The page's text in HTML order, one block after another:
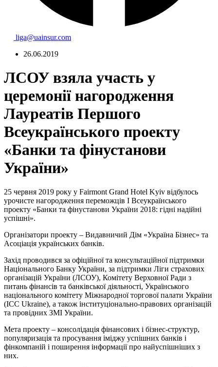
liga@uainsur.com
26.06.2019
ЛСОУ взяла участь у
церемонії нагородження
Лауреатів Першого
Всеукраїнського проекту
«Банки та фінустанови
України»
25 червня 2019 року у Fairmont Grand Hotel Kyiv відбулось
урочисте нагородження переможців І Всеукраїнського
проекту «Банки та фінустанови України 2018: гідні надійні
успішні».
Організатори проекту – Видавничий Дім «Україна Бізнес» та
Асоціація українських банків.
Захід проводився за офіційної та консультаційної підтримки
Національного Банку України, за підтримки Ліги страхових
організацій України (ЛСОУ), Комітету Верховної Ради з
питань фінансів та банківської діяльності, Українського
національного комітету Міжнародної торгової палати України
(ICC Ukraine), а також інституціонально-правових організацій
та провідних ЗМІ України.
Мета проекту – консолідація фінансових і бізнес-структур,
популяризація та просування іміджу успішних банків і
фінкомпаній і поширення інформації про найуспішніших з
них.